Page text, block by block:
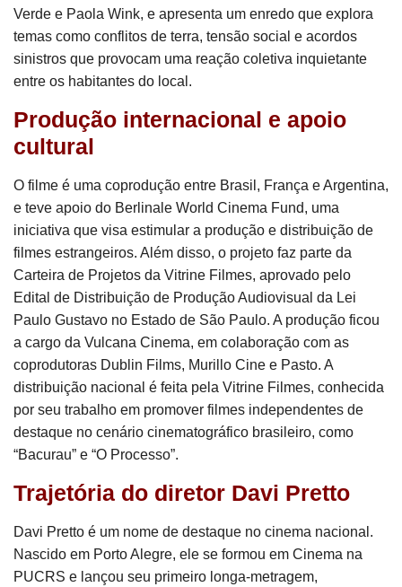
Verde e Paola Wink, e apresenta um enredo que explora
temas como conflitos de terra, tensão social e acordos
sinistros que provocam uma reação coletiva inquietante
entre os habitantes do local.
Produção internacional e apoio
cultural
O filme é uma coprodução entre Brasil, França e Argentina,
e teve apoio do Berlinale World Cinema Fund, uma
iniciativa que visa estimular a produção e distribuição de
filmes estrangeiros. Além disso, o projeto faz parte da
Carteira de Projetos da Vitrine Filmes, aprovado pelo
Edital de Distribuição de Produção Audiovisual da Lei
Paulo Gustavo no Estado de São Paulo. A produção ficou
a cargo da Vulcana Cinema, em colaboração com as
coprodutoras Dublin Films, Murillo Cine e Pasto. A
distribuição nacional é feita pela Vitrine Filmes, conhecida
por seu trabalho em promover filmes independentes de
destaque no cenário cinematográfico brasileiro, como
“Bacurau” e “O Processo”.
Trajetória do diretor Davi Pretto
Davi Pretto é um nome de destaque no cinema nacional.
Nascido em Porto Alegre, ele se formou em Cinema na
PUCRS e lançou seu primeiro longa-metragem,